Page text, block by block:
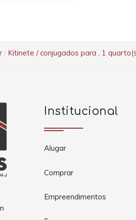
Kitinete / conjugados para , 1
Institucional
Alugar
Comprar
Empreendimentos